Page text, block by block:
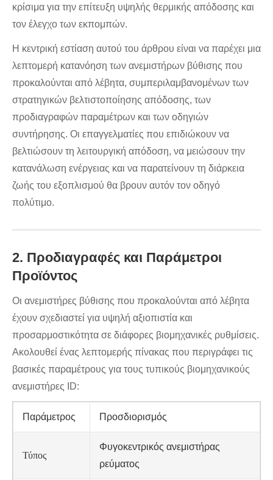
κρίσιμα για την επίτευξη υψηλής θερμικής απόδοσης και
τον έλεγχο των εκπομπών.
Η κεντρική εστίαση αυτού του άρθρου είναι να παρέχει μια
λεπτομερή κατανόηση των ανεμιστήρων βύθισης που
προκαλούνται από λέβητα, συμπεριλαμβανομένων των
στρατηγικών βελτιστοποίησης απόδοσης, των
προδιαγραφών παραμέτρων και των οδηγιών
συντήρησης. Οι επαγγελματίες που επιδιώκουν να
βελτιώσουν τη λειτουργική απόδοση, να μειώσουν την
κατανάλωση ενέργειας και να παρατείνουν τη διάρκεια
ζωής του εξοπλισμού θα βρουν αυτόν τον οδηγό
πολύτιμο.
2. Προδιαγραφές και Παράμετροι
Προϊόντος
Οι ανεμιστήρες βύθισης που προκαλούνται από λέβητα
έχουν σχεδιαστεί για υψηλή αξιοπιστία και
προσαρμοστικότητα σε διάφορες βιομηχανικές ρυθμίσεις.
Ακολουθεί ένας λεπτομερής πίνακας που περιγράφει τις
βασικές παραμέτρους για τους τυπικούς βιομηχανικούς
ανεμιστήρες ID:
Παράμετρος Προσδιορισμός
Τύπος
Φυγοκεντρικός ανεμιστήρας
ρεύματος